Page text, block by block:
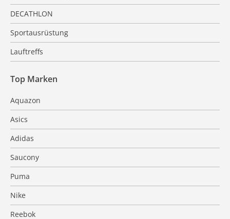
DECATHLON
Sportausrüstung
Lauftreffs
Top Marken
Aquazon
Asics
Adidas
Saucony
Puma
Nike
Reebok